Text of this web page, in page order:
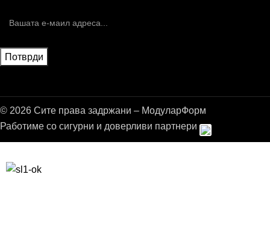
© 2026 Сите права задржани – МодуларФорм
Работиме со сигурни и доверливи партнери